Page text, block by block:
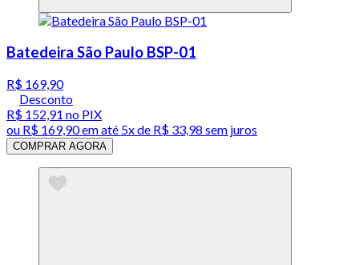
Batedeira São Paulo BSP-01
R$ 169,90
Desconto
R$ 152,91 no PIX
ou R$ 169,90em até 5x de R$ 33,98 sem juros
COMPRAR AGORA